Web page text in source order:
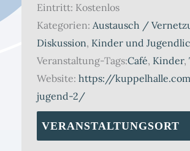
Eintritt: Kostenlos
Kategorien: Austausch /
Diskussion, Kinder und
Veranstaltung-Tags:Café, Kinder,
Website: https://
jugend-2/
VERANSTALTUNGSORT